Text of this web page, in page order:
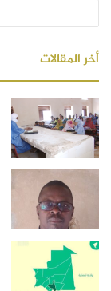
أخر المقالات